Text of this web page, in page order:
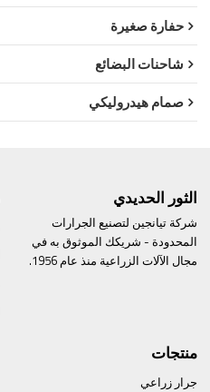
حفارة صغيرة
شاحنات البضائع
صمام هيدروليكي
الثور الحديدي
شركة تيانجين لتصنيع الجرارات
المحدودة - شريكك الموثوق به في
مجال الآلات الزراعية منذ عام 1956.
منتجات
جرار زراعي